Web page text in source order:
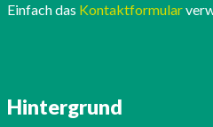
Einfach das Kontaktformular
Hintergrund